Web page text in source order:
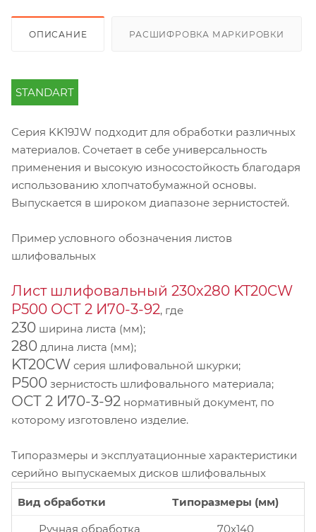
ОПИСАНИЕ РАСШИФРОВКА МАРКИРОВКИ
STANDART
Серия KK19JW подходит для обработки различных
материалов. Сочетает в себе универсальность
применения и высокую износостойкость благодаря
использованию хлопчатобумажной основы.
Выпускается в широком диапазоне зернистостей.
Пример условного обозначения листов
шлифовальных
Лист шлифовальный 230х280 KT20CW
P500 ОСТ 2 И70-3-92, где
230 ширина листа (мм);
280 длина листа (мм);
KT20CW серия шлифовальной шкурки;
P500 зернистость шлифовального материала;
ОСТ 2 И70-3-92 нормативный документ, по
которому изготовлено изделие.
Типоразмеры и эксплуатационные характеристики
серийно выпускаемых дисков шлифовальных
Вид обработки
Типоразмеры (мм)
Ручная обработка
70x140